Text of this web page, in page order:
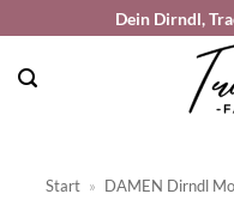
springen
Dein Dirndl,
Start » DAMEN Dirndl